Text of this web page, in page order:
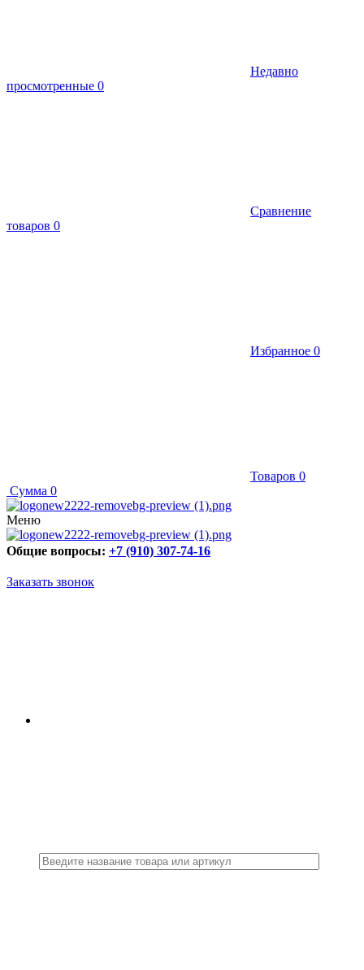
Недавно
просмотренные 0
Сравнение
товаров 0
Избранное 0
Товаров 0
Сумма 0
Меню
Общие вопросы: +7 (910) 307-74-16
Заказать звонок